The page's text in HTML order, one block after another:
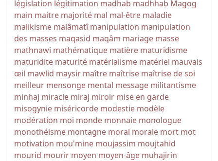
législation légitimation madhab madhhab Magog
main maitre majorité mal mal-être maladie
malikisme malâmatî manipulation manipulation
des masses maqasid maqâm mariage masse
mathnawi mathématique matière maturidisme
maturidite maturité matérialisme matériel mauvais
œil mawlid maysir maître maîtrise maîtrise de soi
meilleur mensonge mental message militantisme
minhaj miracle miraj miroir mise en garde
misogynie miséricorde modestie modèle
modération moi monde monnaie monologue
monothéisme montagne moral morale mort mot
motivation mou'mine moujassim moujtahid
mourid mourir moyen moyen-âge muhajirin